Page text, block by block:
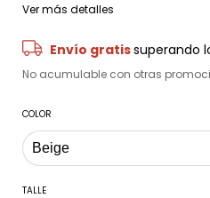
Ver más detalles
Envío gratissuperando
No acumulable con otras
COLOR
TALLE